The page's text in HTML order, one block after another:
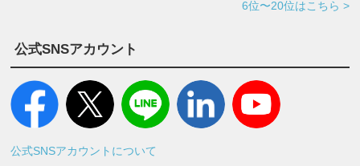
6位〜20位はこちら >
公式SNSアカウント
公式SNSアカウントについて